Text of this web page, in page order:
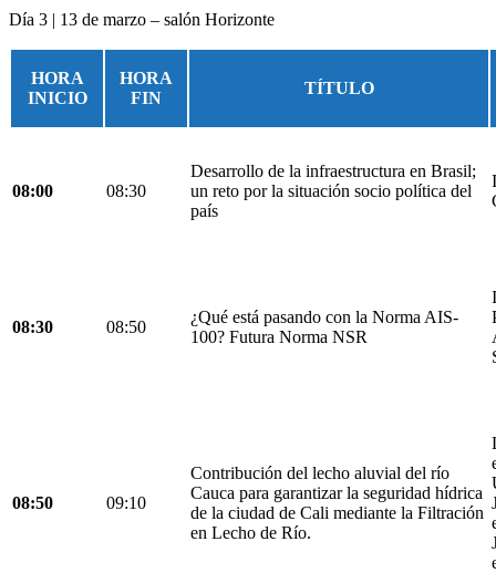
Día 3 | 13 de marzo – salón Horizonte
HORA
INICIO
HORA
FIN
TÍTULO
08:00 08:30
Desarrollo de la infraestructura en Brasil;
un reto por la situación socio política del
país
08:30 08:50
¿Qué está pasando con la Norma AIS-
100? Futura Norma NSR
08:50 09:10
Contribución del lecho aluvial del río
Cauca para garantizar la seguridad hídrica
de la ciudad de Cali mediante la Filtración
en Lecho de Río.